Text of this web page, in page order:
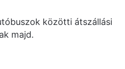
közötti átszállási
majd.